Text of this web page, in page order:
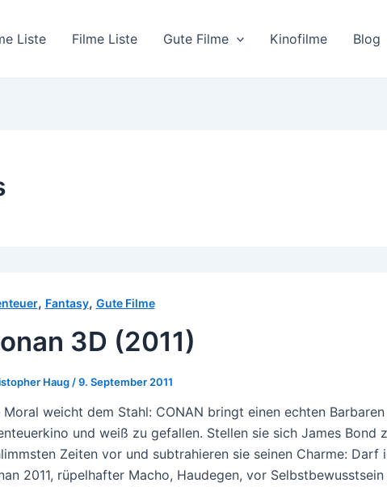
Liste Filme Liste Gute Filme Kinofilme Blog
, Fantasy, Gute Filme
3D (2011)
Haug /9. September 2011
Moral weicht dem Stahl: CONAN bringt einen echten
und weiß zu gefallen. Stellen sie sich James Bond
Zeiten vor und subtrahieren sie seinen Charme: Darf
2011, rüpelhafter Macho, Haudegen, vor